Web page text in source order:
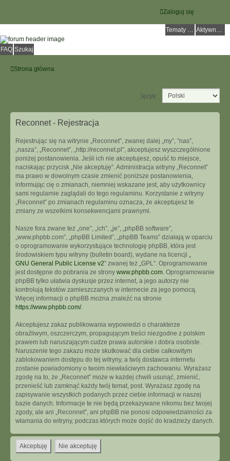
Zaloguj się
Tematy bez odpowiedzi Aktywne tematy
FAQ Szukaj
Strona główna
Język:
Reconnet - Rejestracja
Rejestrując się na witrynie „Reconnet”, zwanej dalej „my”, ”nas”,
„nasza”, „Reconnet”, „http://reconnet.pl”, akceptujesz wyszczególnione
poniżej postanowienia. Jeśli ich nie akceptujesz, opuść to miejsce,
naciskając przycisk „Nie akceptuję”. Administracja witryny „Reconnet”
ma prawo w dowolnym czasie zmienić poniższe postanowienia,
informując cię o zmianach, niemniej wskazane jest, aby użytkownicy
sami regularnie zaglądali do tego regulaminu. Korzystanie z witryny
„Reconnet” po zmianach regulaminu oznacza, że akceptujesz te
zmiany ze wszelkimi konsekwencjami prawnymi.
Nasze fora zwane też „one”, „ich”, „je”, „phpBB software”,
„www.phpbb.com”, „phpBB Limited”, „phpBB Teams” działają w oparciu
o oprogramowanie wykorzystujące technologię phpBB, która jest
środowiskiem typu witryny (bulletin board), wydane na licencji „
GNU General Public License v2” zwanej też „GPL”. Oprogramowanie
jest dostępne do pobrania ze strony www.phpbb.com. Oprogramowanie
phpBB tylko ułatwia dyskusje przez internet, a jego autorzy nie
kontrolują tekstów zamieszczanych w internecie za jego pomocą.
Więcej informacji o phpBB można znaleźć na stronie
https://www.phpbb.com/.
Akceptujesz zakaz publikowania wypowiedzi o charakterze
obraźliwym, oszczerczym, propagującym treści niezgodne z polskim
prawem lub naruszającym cudze prawa autorskie i dobra osobiste.
Naruszenie tego zakazu może skutkować dla ciebie całkowitym
zablokowaniem dostępu do tej witryny, a twój dostawca internetu
zostanie powiadomiony o twoim niewłaściwym zachowaniu. Wyrażasz
zgodę na to, że „Reconnet” może w każdej chwili usunąć, zmienić,
przenieść lub zamknąć każdy twój temat, post. Wyrażasz zgodę na
zapisywanie wszystkich podanych przez ciebie informacji w naszej
bazie danych. Informacje te nie będą przekazywane nikomu bez twojej
zgody, ale ani „Reconnet”, ani phpBB nie ponosi odpowiedzialności za
włamania do witryny, podczas których może dojść do kradzieży danych.